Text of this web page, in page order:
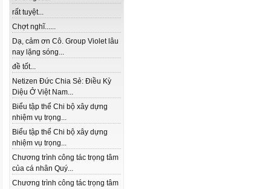
rất tuyệt...
Chợt nghĩ......
Dạ, cảm ơn Cô. Group Violet lâu
nay lặng sóng...
đề tốt...
Netizen Đức Chia Sẻ: Điều Kỳ
Diệu Ở Việt Nam...
Biểu tập thể Chi bộ xây dựng
nhiệm vụ trọng...
Biểu tập thể Chi bộ xây dựng
nhiệm vụ trọng...
Chương trình công tác trọng tâm
của cá nhân Quý...
Chương trình công tác trọng tâm